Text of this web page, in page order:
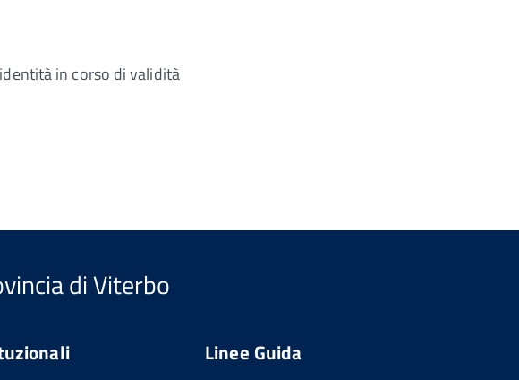
in corso di validità
di Viterbo
Linee Guida